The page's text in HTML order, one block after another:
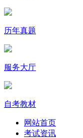
历年真题
服务大厅
自考教材
网站首页
考试资讯